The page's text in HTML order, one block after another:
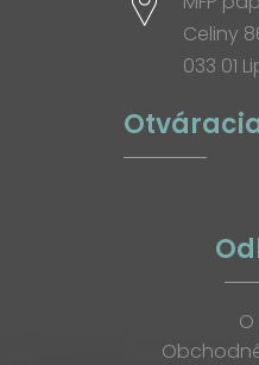
Celiny
033 01